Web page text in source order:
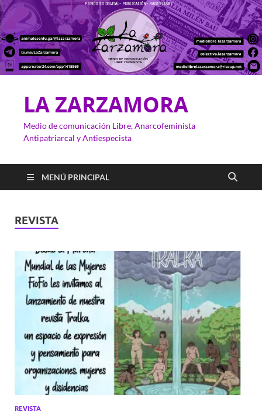
LA ZARZAMORA
Medio de comunicación Libre, Anarcofeminista
Antipatriarcal y Antiespecista
MENÚ PRINCIPAL
REVISTA
REVISTA